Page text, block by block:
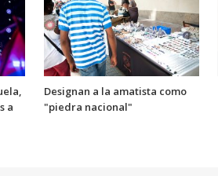
a
Designan a la amatista como
"piedra nacional"